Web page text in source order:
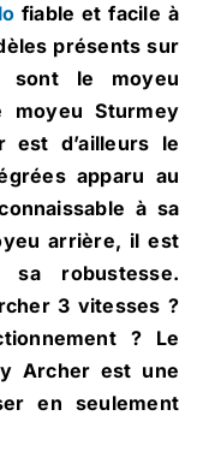
fiable et facile à
présents sur
sont le moyeu
moyeu Sturmey
est d’ailleurs le
apparu au
à sa
arrière, il est
robustesse.
3 vitesses ?
? Le
Archer est une
en seulement